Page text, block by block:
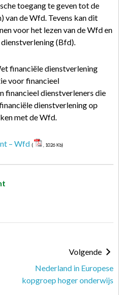
toegang te geven tot de
van de Wfd. Tevens kan dit
voor het lezen van de Wfd en
(Bfd).
financiële dienstverlening
voor financieel
financieel dienstverleners die
dienstverlening op
met de Wfd.
– Wfd ( , 1026 Kb)
Volgende
Nederland in Europese
kopgroep hoger onderwijs